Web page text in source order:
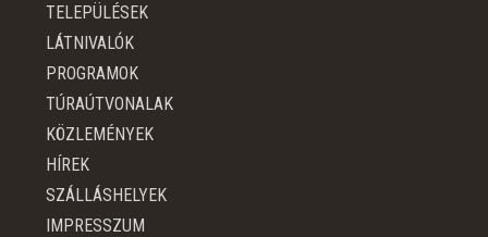
TELEPÜLÉSEK
LÁTNIVALÓK
PROGRAMOK
TÚRAÚTVONALAK
KÖZLEMÉNYEK
HÍREK
SZÁLLÁSHELYEK
IMPRESSZUM